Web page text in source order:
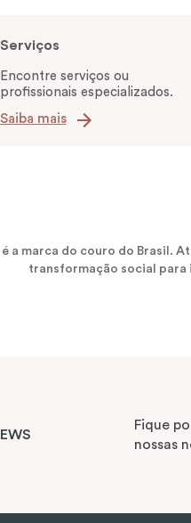
Serviços
Encontre serviços ou
profissionais especializados.
Saiba mais
a marca do couro do Brasil.
transformação social para
Fique
nossas